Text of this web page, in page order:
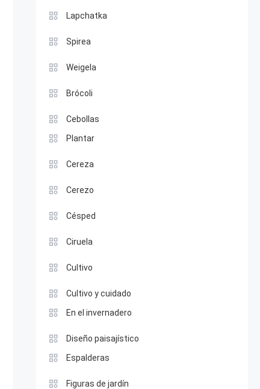
Lapchatka
Spirea
Weigela
Brócoli
Cebollas
Plantar
Cereza
Cerezo
Césped
Ciruela
Cultivo
Cultivo y cuidado
En el invernadero
Diseño paisajístico
Espalderas
Figuras de jardín